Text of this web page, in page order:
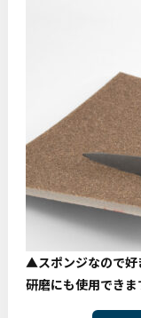
▲スポンジなので好
研磨にも使用できま